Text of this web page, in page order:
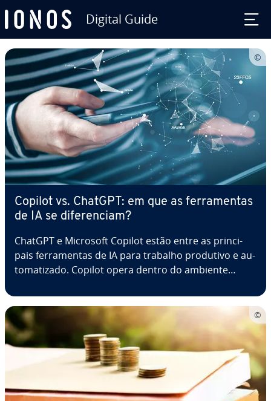
Digital Guide
Copilot vs. ChatGPT: em que as fer­ra­men­tas
de IA se di­fe­ren­ciam?
ChatGPT e Microsoft Copilot estão entre as prin­ci­
pais fer­ra­men­tas de IA para trabalho produtivo e au­
to­ma­ti­zado. Copilot opera dentro do ambiente
Já o ChatGPT é mais adequado para conteúdos
criativos e tarefas di­ver­si­fi­ca­das.…